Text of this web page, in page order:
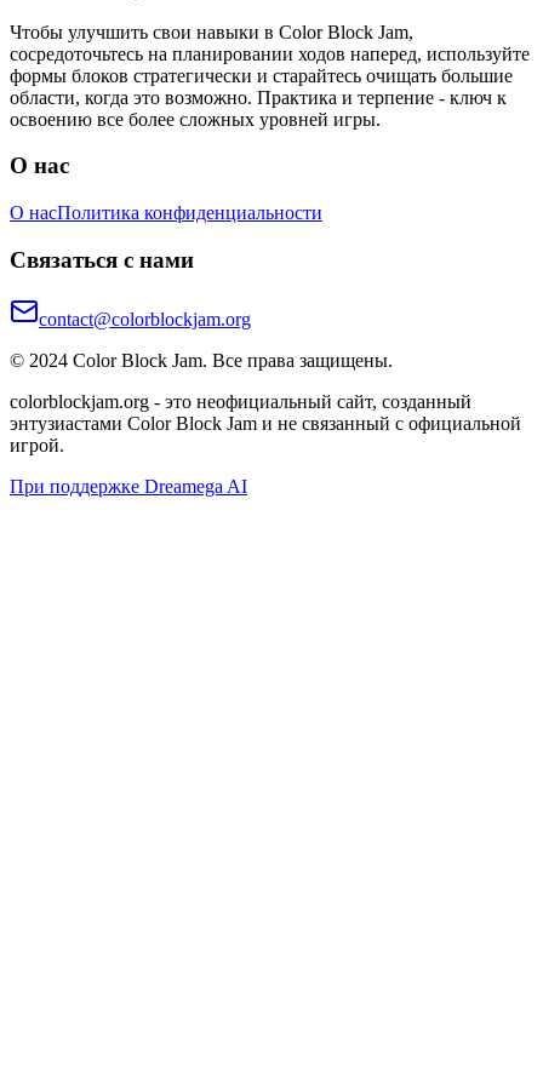
Чтобы улучшить свои навыки в Color Block Jam,
сосредоточьтесь на планировании ходов наперед, используйте
формы блоков стратегически и старайтесь очищать большие
области, когда это возможно. Практика и терпение - ключ к
освоению все более сложных уровней игры.
О нас
О насПолитика конфиденциальности
Связаться с нами
contact@colorblockjam.org
© 2024 Color Block Jam. Все права защищены.
colorblockjam.org - это неофициальный сайт, созданный
энтузиастами Color Block Jam и не связанный с официальной
игрой.
При поддержке Dreamega AI